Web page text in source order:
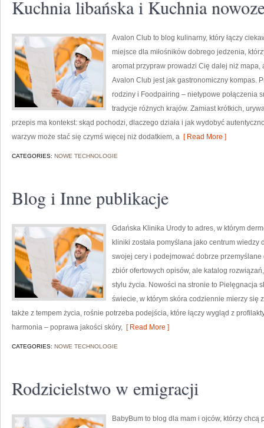
Kuchnia libańska i Kuchnia
Avalon Club to blog kulinarny, który łączy
miejsce dla miłośników dobrego jedzenia,
aromat przypraw prowadzi Cię dalej niż
Avalon Club jest jak gastronomiczny kompas.
rodziny i Foodpairing – nietypowe połączenia
tradycje różnych krajów. Zamiast krótkich,
przepis ma kontekst: skąd pochodzi, dlaczego działa i jak wydobyć
warzyw może stać się czymś więcej niż dodatkiem, a [ Read More ]
CATEGORIES: NOWE TECHNOLOGIE
Blog i Inne publikacje
Gdańska Klinika Urody to adres, w którym
kliniki została pomyślana jako centrum
swojej cery i podejmować dobrze
zbiór ofertowych opisów, ale katalog
stylu życia. Nowości na stronie to Pielęgnacja
świecie, w którym skóra codziennie mierzy się
także z tempem życia, rośnie potrzeba podejścia, które łączy wygląd z
harmonia – poprawa jakości skóry, [ Read More ]
CATEGORIES: NOWE TECHNOLOGIE
Rodzicielstwo w emigracji
BabyBum to blog dla mam i ojców, którzy